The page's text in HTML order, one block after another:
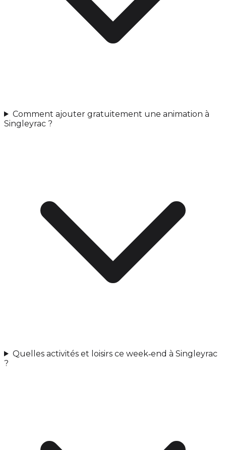
Comment ajouter gratuitement une animation à
Singleyrac ?
Quelles activités et loisirs ce week‑end à Singleyrac
?